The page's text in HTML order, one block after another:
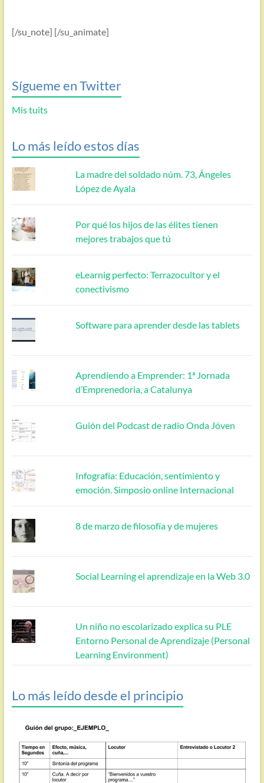
[/su_note] [/su_animate]
Sígueme en Twitter
Mis tuits
Lo más leído estos días
La madre del soldado núm. 73, Ángeles
López de Ayala
Por qué los hijos de las élites tienen
mejores trabajos que tú
eLearnig perfecto: Terrazocultor y el
conectivismo
Software para aprender desde las tablets
Aprendiendo a Emprender: 1ª Jornada
d’Emprenedoria, a Catalunya
Guión del Podcast de radio Onda Jóven
Infografía: Educación, sentimiento y
emoción. Simposio online Internacional
8 de marzo de filosofía y de mujeres
Social Learning el aprendizaje en la Web 3.0
Un niño no escolarizado explica su PLE
Entorno Personal de Aprendizaje (Personal
Learning Environment)
Lo más leído desde el principio